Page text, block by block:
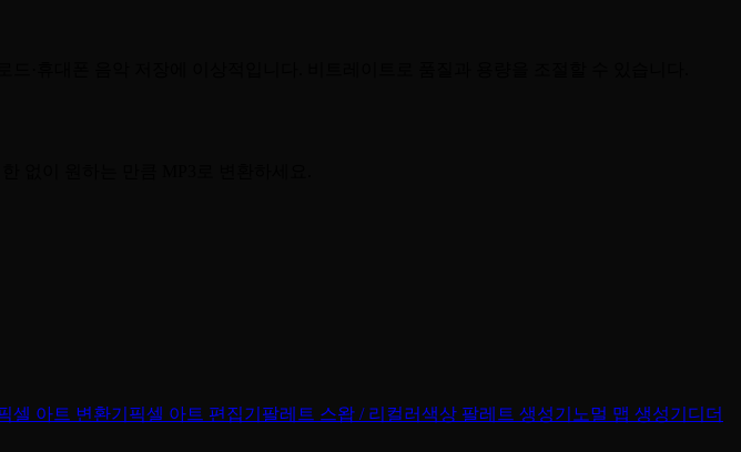
셀 아트 변환기 픽셀 아트 편집기 팔레트 스왑 / 리컬러색상 팔레트 생성기 노멀 맵 생성기 디더